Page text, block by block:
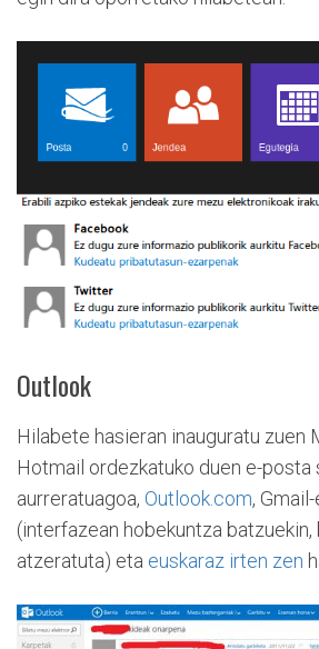
Outlook
Hilabete hasieran inauguratu zuen
Hotmail ordezkatuko duen e-posta
aurreratuagoa, Outlook.com,
(interfazean hobekuntza batzuekin,
atzeratuta) eta euskaraz irten zen